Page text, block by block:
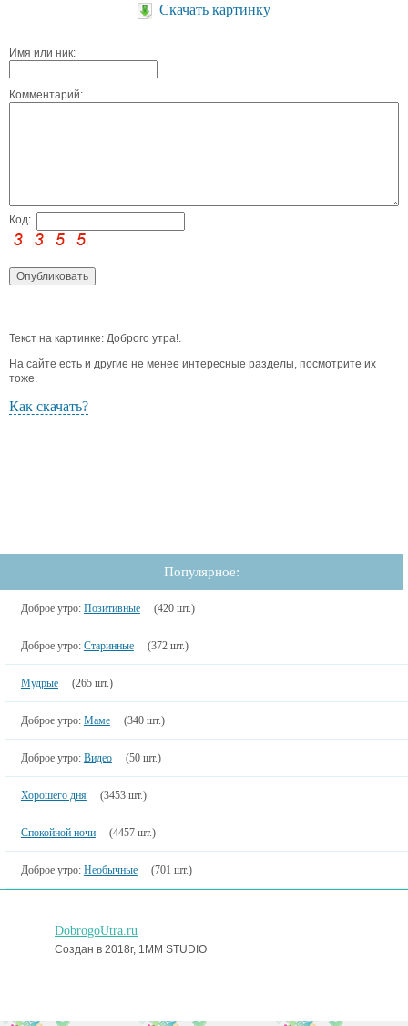
Скачать картинку
Имя или ник:
Комментарий:
Код:
Текст на картинке: Доброго утра!.
На сайте есть и другие не менее интересные разделы, посмотрите их
тоже.
Как скачать?
Популярное:
Доброе утро: Позитивные (420 шт.)
Доброе утро: Старинные (372 шт.)
Мудрые (265 шт.)
Доброе утро: Маме (340 шт.)
Доброе утро: Видео (50 шт.)
Хорошего дня (3453 шт.)
Спокойной ночи (4457 шт.)
Доброе утро: Необычные (701 шт.)
DobrogoUtra.ru
Создан в 2018г, 1MM STUDIO